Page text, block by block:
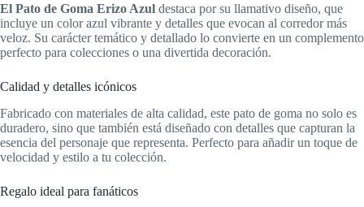
El Pato de Goma Erizo Azul destaca por su llamativo diseño, que
incluye un color azul vibrante y detalles que evocan al corredor más
veloz. Su carácter temático y detallado lo convierte en un complemento
perfecto para colecciones o una divertida decoración.
Calidad y detalles icónicos
Fabricado con materiales de alta calidad, este pato de goma no solo es
duradero, sino que también está diseñado con detalles que capturan la
esencia del personaje que representa. Perfecto para añadir un toque de
velocidad y estilo a tu colección.
Regalo ideal para fanáticos